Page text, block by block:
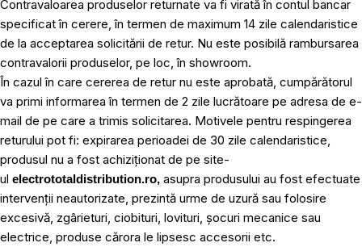
Contravaloarea produselor returnate va fi virată în contul bancar
specificat în cerere, în termen de maximum 14 zile calendaristice
de la acceptarea solicitării de retur. Nu este posibilă rambursarea
contravalorii produselor, pe loc, în showroom.
În cazul în care cererea de retur nu este aprobată, cumpărătorul
va primi informarea în termen de 2 zile lucrătoare pe adresa de e-
mail de pe care a trimis solicitarea. Motivele pentru respingerea
returului pot fi: expirarea perioadei de 30 zile calendaristice,
produsul nu a fost achiziționat de pe site-
ul electrototaldistribution.ro, asupra produsului au fost efectuate
intervenții neautorizate, prezintă urme de uzură sau folosire
excesivă, zgârieturi, ciobituri, lovituri, șocuri mecanice sau
electrice, produse cărora le lipsesc accesorii etc.